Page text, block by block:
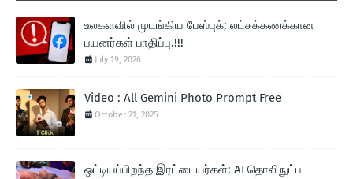
உலகளவில் முடங்கிய பேஸ்புக்; லட்சக்கணக்கான
பயனர்கள் பாதிப்பு.!!!
July 19, 2026
Video : All Gemini Photo Prompt Free
October 21, 2025
ஒட்டியப்பிறந்த இரட்டையர்கள்: AI தொலிநுட்ப